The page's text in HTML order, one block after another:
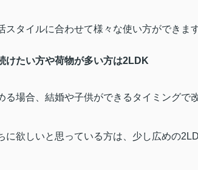
タイルに合わせて様々な使い方ができます
けたい方や荷物が多い方は2LDK
る場合、結婚や子供ができるタイミングで
に欲しいと思っている方は、少し広めの